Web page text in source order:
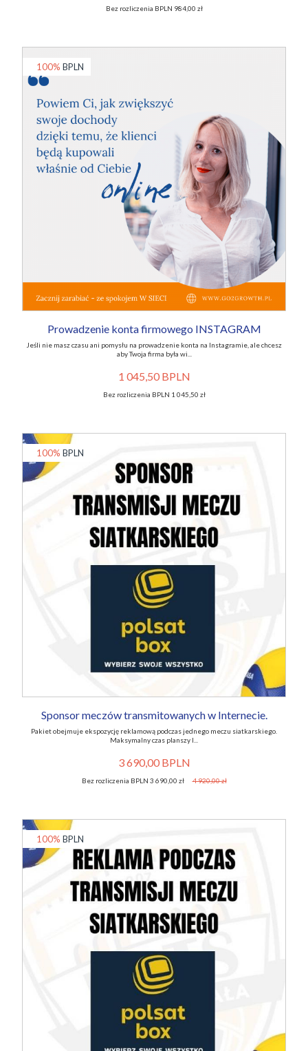
Bez rozliczenia BPLN 984,00 zł
100% BPLN
Prowadzenie konta firmowego INSTAGRAM
Jeśli nie masz czasu ani pomysłu na prowadzenie konta na Instagramie, ale chcesz
aby Twoja firma była wi...
1 045,50 BPLN
Bez rozliczenia BPLN 1 045,50 zł
100% BPLN
Sponsor meczów transmitowanych w Internecie.
Pakiet obejmuje ekspozycję reklamową podczas jednego meczu siatkarskiego.
Maksymalny czas planszy l...
3 690,00 BPLN
Bez rozliczenia BPLN 3 690,00 zł 4 920,00 zł
100% BPLN